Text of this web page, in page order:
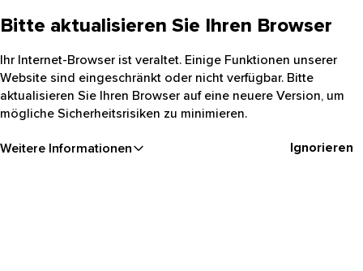
Bitte aktualisieren Sie Ihren Browser
Ihr Internet-Browser ist veraltet. Einige Funktionen unserer
Website sind eingeschränkt oder nicht verfügbar. Bitte
aktualisieren Sie Ihren Browser auf eine neuere Version, um
mögliche Sicherheitsrisiken zu minimieren.
Weitere Informationen Ignorieren